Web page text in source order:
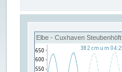
Elbe - Cuxhaven Steubenhöft